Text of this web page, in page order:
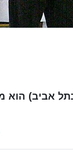
שרף (נולד ב-18